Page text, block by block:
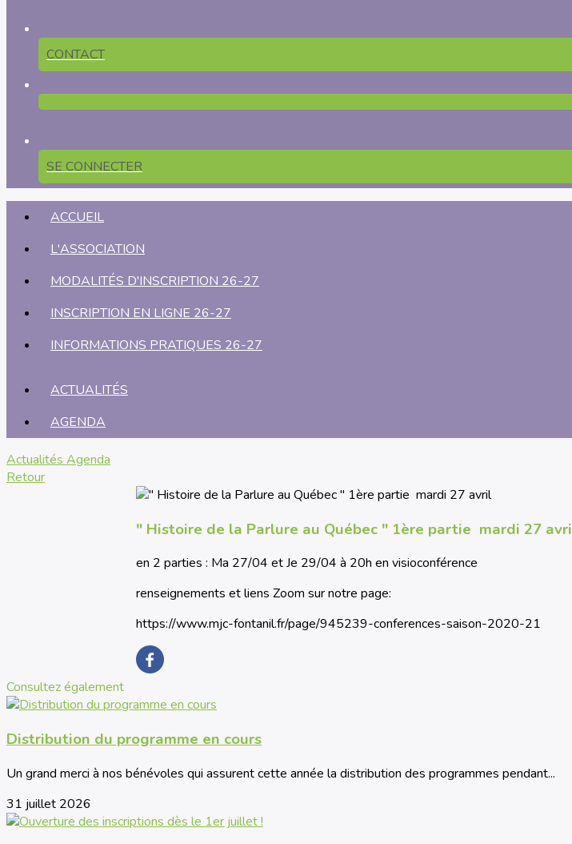
CONTACT
SE CONNECTER
ACCUEIL
L'ASSOCIATION
MODALITÉS D'INSCRIPTION 26-27
INSCRIPTION EN LIGNE 26-27
INFORMATIONS PRATIQUES 26-27
ACTUALITÉS
AGENDA
Actualités Agenda
Retour
" Histoire de la Parlure au Québec " 1ère partie mardi 27
en 2 parties : Ma 27/04 et Je 29/04 à 20h en visioconférence
renseignements et liens Zoom sur notre page:
https://www.mjc-fontanil.fr/page/945239-conferences-saison-2020-21
Consultez également
Distribution du programme en cours
Un grand merci à nos bénévoles qui assurent cette année la distribution des programmes pendant...
31 juillet 2026